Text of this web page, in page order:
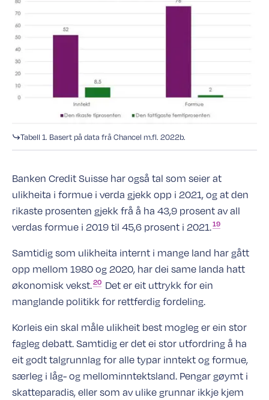
Tabell 1. Basert på data frå Chancel m.fl. 2022b.
Banken Credit Suisse har også tal som seier at
ulikheita i formue i verda gjekk opp i 2021, og at den
rikaste prosenten gjekk frå å ha 43,9 prosent av all
verdas formue i 2019 til 45,6 prosent i 2021.19
Samtidig som ulikheita internt i mange land har gått
opp mellom 1980 og 2020, har dei same landa hatt
økonomiskvekst.20 Det er eit uttrykk for ein
manglande politikk for rettferdig fordeling.
Korleis ein skal måle ulikheit best mogleg er ein stor
fagleg debatt. Samtidig er det ei stor utfordring å ha
eit godt talgrunnlag for alle typar inntekt og formue,
særleg i låg- og mellominntektsland. Pengar gøymt i
skatteparadis, eller som av ulike grunnar ikkje kjem